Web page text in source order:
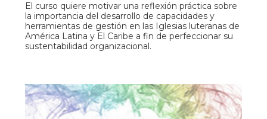
El curso quiere motivar una reflexión práctica sobre
la importancia del desarrollo de capacidades y
herramientas de gestión en las Iglesias luteranas de
América Latina y El Caribe a fin de perfeccionar su
sustentabilidad organizacional.